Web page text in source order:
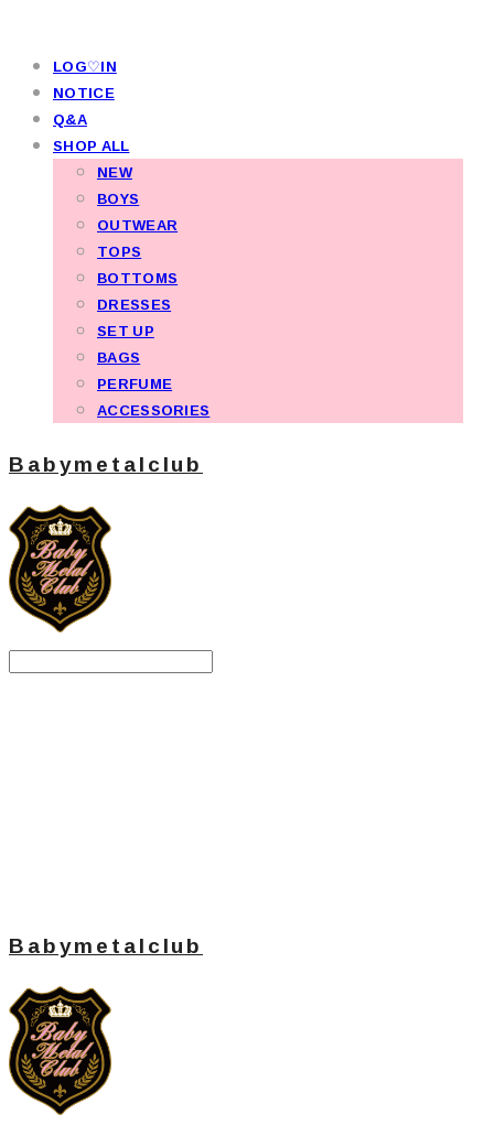
LOG♡IN
NOTICE
Q&A
SHOP ALL
NEW
BOYS
OUTWEAR
TOPS
BOTTOMS
DRESSES
SET UP
BAGS
PERFUME
ACCESSORIES
Babymetalclub
Babymetalclub